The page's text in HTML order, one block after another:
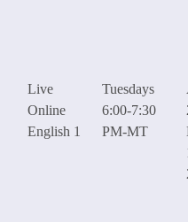
Live
Online
English 1
Tuesdays
6:00-7:30
PM-MT